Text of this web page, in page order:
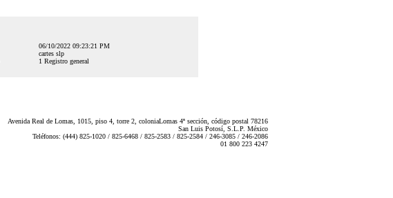
06/10/2022 09:23:21 PM
cartes slp
1 Registro general
Avenida Real de Lomas, 1015, piso 4, torre 2, coloniaLomas 4ª sección, código postal 78216
San Luis Potosí, S.L.P. México
Teléfonos: (444) 825-1020 / 825-6468 / 825-2583 / 825-2584 / 246-3085 / 246-2086
01 800 223 4247